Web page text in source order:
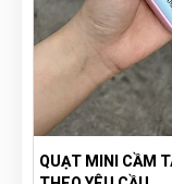
QUẠT MINI CẦM